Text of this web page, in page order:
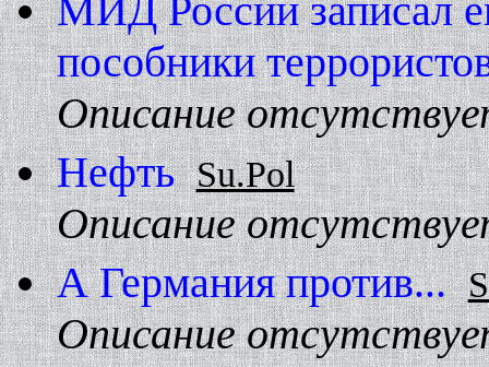
МИД России записал
пособники
Описание
Hефть Su.Pol
Описание
А Геpмания пpотив...
Описание